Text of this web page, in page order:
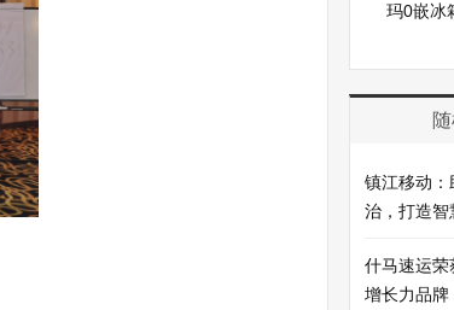
玛0嵌冰
镇江移动：
治，打造智
什马速运
增长力品牌